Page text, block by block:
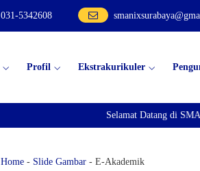
031-5342608
Profil Ekstrakurikuler
Selamat Datang di SMA
Home- Slide Gambar- E-Akademik